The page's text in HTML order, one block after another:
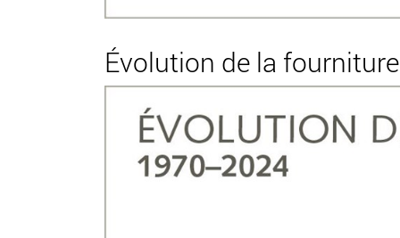
Évolution de la